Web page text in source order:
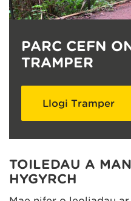
PARC CEFN
TRAMPER
Llogi Tramper
TOILEDAU A
HYGYRCH